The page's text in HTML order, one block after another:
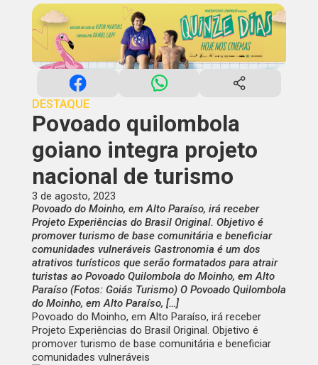
DESTAQUE
Povoado quilombola
goiano integra projeto
nacional de turismo
3 de agosto, 2023
Povoado do Moinho, em Alto Paraíso, irá receber
Projeto Experiências do Brasil Original. Objetivo é
promover turismo de base comunitária e beneficiar
comunidades vulneráveis Gastronomia é um dos
atrativos turísticos que serão formatados para atrair
turistas ao Povoado Quilombola do Moinho, em Alto
Paraíso (Fotos: Goiás Turismo) O Povoado Quilombola
do Moinho, em Alto Paraíso, […]
Povoado do Moinho, em Alto Paraíso, irá receber
Projeto Experiências do Brasil Original. Objetivo é
promover turismo de base comunitária e beneficiar
comunidades vulneráveis